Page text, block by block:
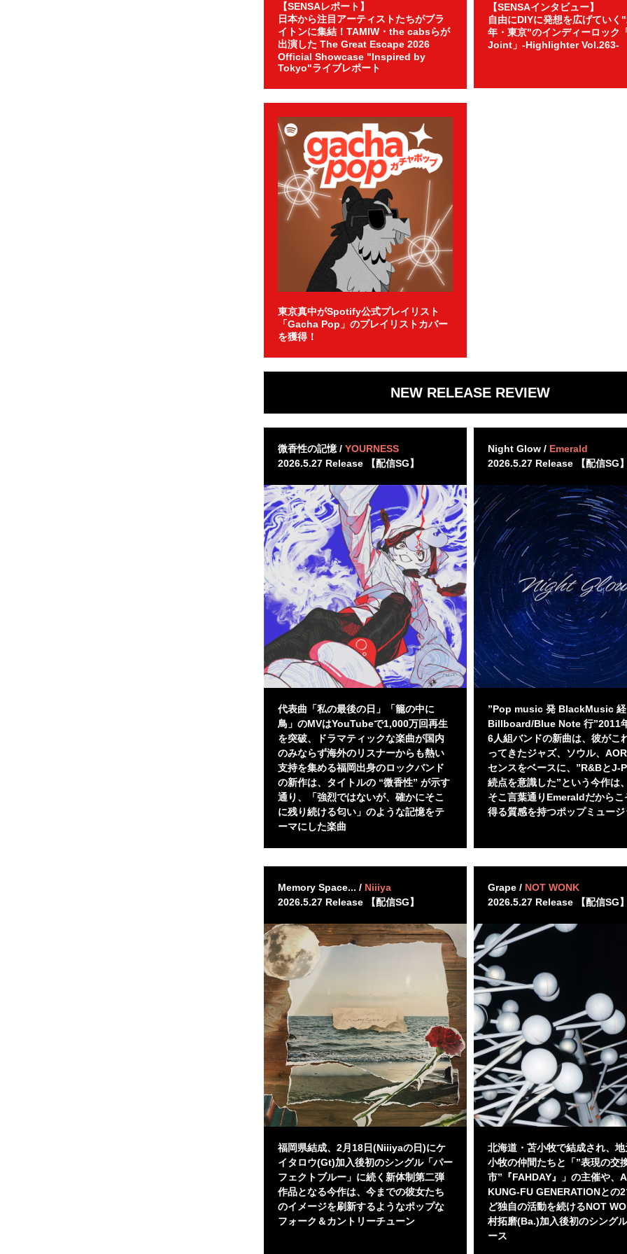
【SENSAレポート】
日本から注目アーティストたちがブラ
イトンに集結！TAMIW・the cabsらが
出演した The Great Escape 2026
Official Showcase "Inspired by
Tokyo"ライブレポート
東京真中がSpotify公式プレイリスト
「Gacha Pop」のプレイリストカバー
を獲得！
【SENSAインタビュー】
自由にDIYに発想を広げていく
年・東京"のインディーロック
Joint」-Highlighter Vol.263-
NEW RELEASE REVIEW
微香性の記憶 / YOURNESS
2026.5.27 Release 【配信SG】
代表曲「私の最後の日」「籠の中に
鳥」のMVはYouTubeで1,000万回再生
を突破、ドラマティックな楽曲が国内
のみならず海外のリスナーからも熱い
支持を集める福岡出身のロックバンド
の新作は、タイトルの “微香性” が示す
通り、「強烈ではないが、確かにそこ
に残り続ける匂い」のような記憶をテ
ーマにした楽曲
Night Glow / Emerald
2026.5.27 Release 【配信SG
”Pop music 発 BlackMusic
Billboard/Blue Note 行”2011
6人組バンドの新曲は、彼がこ
ってきたジャズ、ソウル、
センスをベースに、”R&BとJ-
続点を意識した”という今作は
そこ言葉通りEmeraldだからこ
得る質感を持つポップミュー
Memory Space... / Niiiya
2026.5.27 Release 【配信SG】
福岡県結成、2月18日(Niiiyaの日)にケ
イタロウ(Gt)加入後初のシングル「パー
フェクトブルー」に続く新体制第二弾
作品となる今作は、今までの彼女たち
のイメージを刷新するようなポップな
フォーク＆カントリーチューン
Grape / NOT WONK
2026.5.27 Release 【配信SG
北海道・苫小牧で結成され、
小牧の仲間たちと「”表現の交
市”『FAHDAY』」の主催や、
KUNG-FU GENERATIONとの
ど独自の活動を続けるNOT
村拓磨(Ba.)加入後初のシング
ース